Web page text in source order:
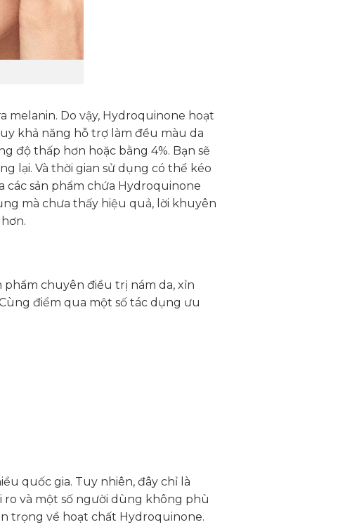
melanin. Do vậy, Hydroquinone hoạt
khả năng hỗ trợ làm đều màu da
độ thấp hơn hoặc bằng 4%. Bạn sẽ
lại. Và thời gian sử dụng có thể kéo
sản phẩm chứa Hydroquinone
mà chưa thấy hiệu quả, lời khuyên
chuyên điều trị nám da, xỉn
điểm qua một số tác dụng ưu
quốc gia. Tuy nhiên, đây chỉ là
và một số người dùng không phù
trọng về hoạt chất Hydroquinone.